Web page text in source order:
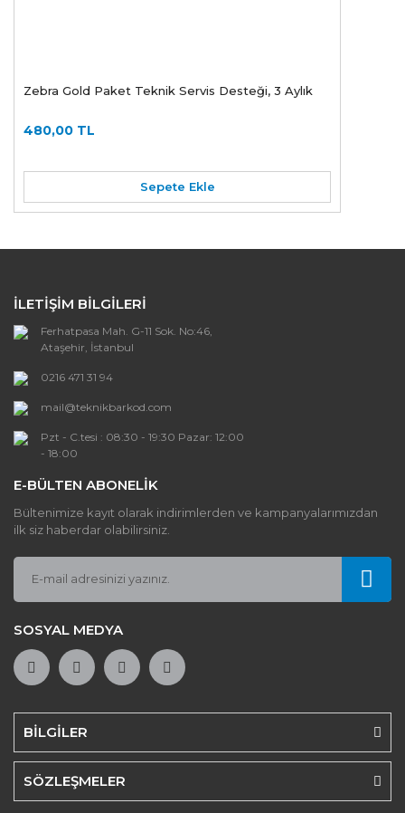
Zebra Gold Paket Teknik Servis Desteği, 3 Aylık
480,00 TL
Sepete Ekle
İLETİŞİM BİLGİLERİ
Ferhatpasa Mah. G-11 Sok. No:46,
Ataşehir, İstanbul
0216 471 31 94
mail@teknikbarkod.com
Pzt - C.tesi : 08:30 - 19:30 Pazar: 12:00
- 18:00
BİLGİLER
SÖZLEŞMELER
E-BÜLTEN ABONELİK
Bültenimize kayıt olarak indirimlerden ve kampanyalarımızdan
ilk siz haberdar olabilirsiniz.
SOSYAL MEDYA